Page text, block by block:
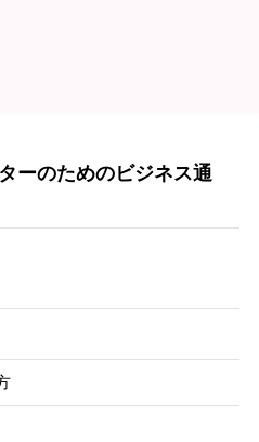
ーのためのビジネス通